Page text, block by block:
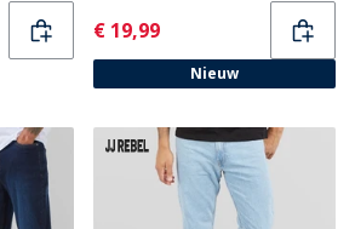
Current
€ 19,99
Nieuw